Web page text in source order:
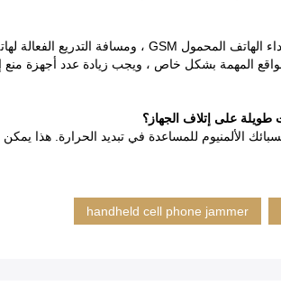
بالاهتمام ببعض المواقع المهمة بشكل خاص ، ويجب زيادة
على إتلاف الجهاز؟
الألمنيوم للمساعدة في تبديد الحرارة. هذا
handheld cell phone jammer